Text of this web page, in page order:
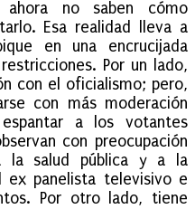
no saben cómo
Esa realidad lleva a
en una encrucijada
Por un lado,
con el oficialismo; pero,
con más moderación
a los votantes
con preocupación
la salud pública y a la
ex panelista televisivo e
Por otro lado, tiene